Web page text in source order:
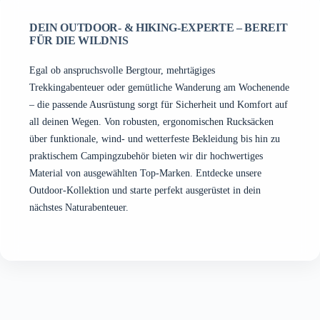
der
Produktseite
werden
der
werden
DEIN OUTDOOR- & HIKING-EXPERTE – BEREIT
FÜR DIE WILDNIS
Egal ob anspruchsvolle Bergtour, mehrtägiges
Trekkingabenteuer oder gemütliche Wanderung am Wochenende
– die passende Ausrüstung sorgt für Sicherheit und Komfort auf
all deinen Wegen. Von robusten, ergonomischen Rucksäcken
über funktionale, wind- und wetterfeste Bekleidung bis hin zu
praktischem Campingzubehör bieten wir dir hochwertiges
Material von ausgewählten Top-Marken. Entdecke unsere
Outdoor-Kollektion und starte perfekt ausgerüstet in dein
nächstes Naturabenteuer.